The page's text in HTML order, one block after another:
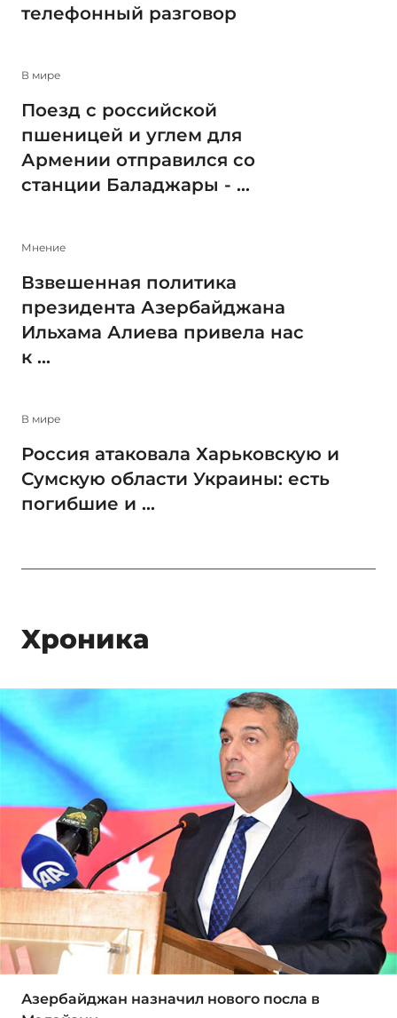
телефонный разговор
В мире
Поезд с российской
пшеницей и углем для
Армении отправился со
станции Баладжары - ...
Мнение
Взвешенная политика
президента Азербайджана
Ильхама Алиева привела нас
к ...
В мире
Россия атаковала Харьковскую и
Сумскую области Украины: есть
погибшие и ...
Xроника
Азербайджан назначил нового посла в